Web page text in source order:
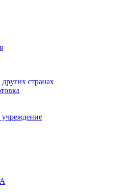
странах
учреждение